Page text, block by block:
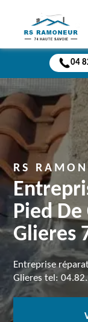
04
RS
Pied
Glieres
Entreprise
Glieres tel: